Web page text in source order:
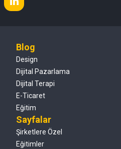
Blog
Design
Dijital Pazarlama
Dijital Terapi
E-Ticaret
Eğitim
Sayfalar
Şirketlere Özel
Eğitimler